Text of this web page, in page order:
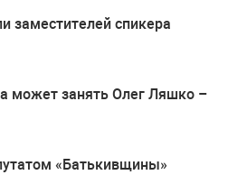
заместителей спикера
может занять Олег Ляшко –
«Батькивщины»